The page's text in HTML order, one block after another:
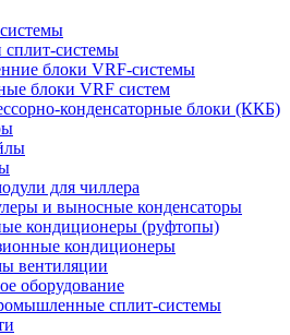
сплит-системы
блоки VRF-cистемы
блоки VRF cистем
конденсаторные блоки (ККБ)
для чиллера
и выносные конденсаторы
кондиционеры (руфтопы)
кондиционеры
вентиляции
оборудование
сплит-системы